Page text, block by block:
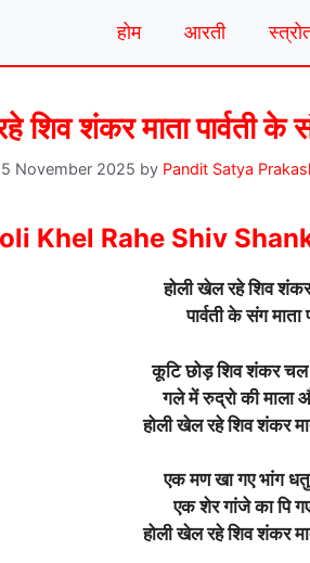
होम आरती
शिव शंकर माता पार्वती के
November 2025 by Pandit Satya
Khel Rahe Shiv
होली खेल रहे शिव शंकर
पार्वती के संग
कूटि छोड़ शिव शंकर चल
गले में रुद्रो की माला
होली खेल रहे शिव शंकर
एक मण खा गए भांग
एक शेर गांजे का पि
होली खेल रहे शिव शंकर